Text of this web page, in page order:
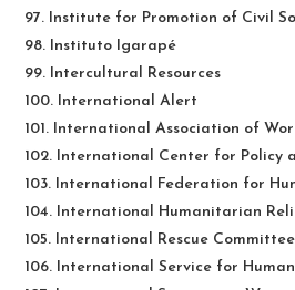
97. Institute for Promotion of Civil
98. Instituto Igarapé
99. Intercultural Resources
100. International Alert
101. International Association of
102. International Center for Policy
103. International Federation for
104. International Humanitarian
105. International Rescue
106. International Service for